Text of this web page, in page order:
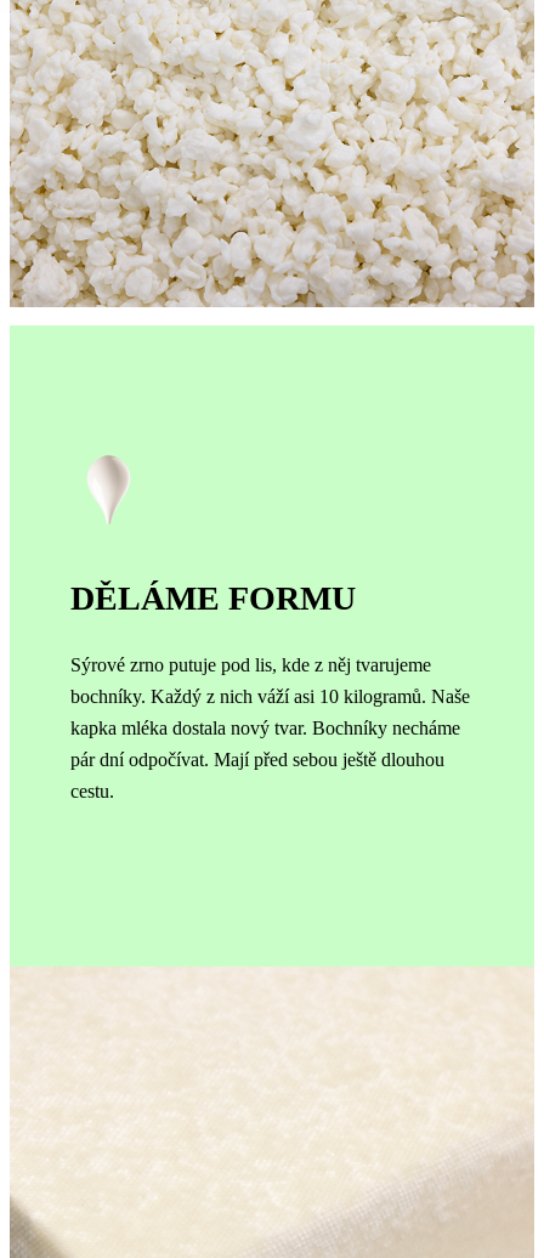
DĚLÁME FORMU
Sýrové zrno putuje pod lis, kde z něj tvarujeme
bochníky. Každý z nich váží asi 10 kilogramů. Naše
kapka mléka dostala nový tvar. Bochníky necháme
pár dní odpočívat. Mají před sebou ještě dlouhou
cestu.